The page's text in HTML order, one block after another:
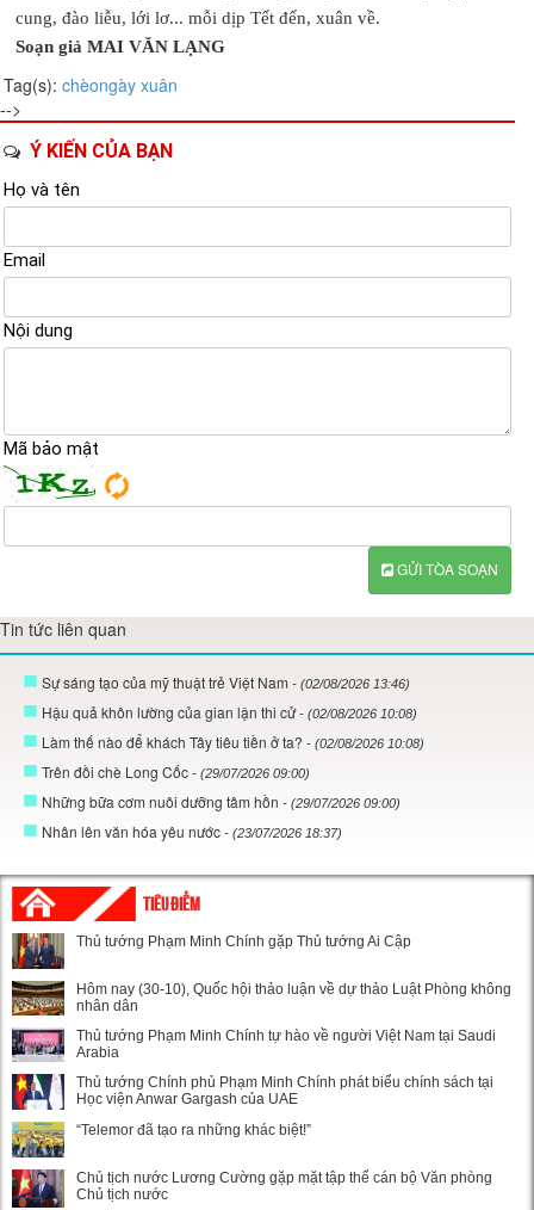
cung, đào liễu, lới lơ... mỗi dịp Tết đến, xuân về.
Soạn giả MAI VĂN LẠNG
Tag(s): chèongày xuân
-->
Ý KIẾN CỦA BẠN
Họ và tên
Email
Nội dung
Mã bảo mật
GỬI TÒA SOẠN
Tin tức liên quan
Sự sáng tạo của mỹ thuật trẻ Việt Nam - (02/08/2026 13:46)
Hậu quả khôn lường của gian lận thi cử- (02/08/2026 10:08)
Làm thế nào để khách Tây tiêu tiền ở ta? - (02/08/2026 10:08)
Trên đồi chè Long Cốc - (29/07/2026 09:00)
Những bữa cơm nuôi dưỡng tâm hồn - (29/07/2026 09:00)
Nhân lên văn hóa yêu nước - (23/07/2026 18:37)
TIÊU ĐIỂM
Thủ tướng Phạm Minh Chính gặp Thủ tướng Ai Cập
Hôm nay (30-10), Quốc hội thảo luận về dự thảo Luật Phòng không
nhân dân
Thủ tướng Phạm Minh Chính tự hào về người Việt Nam tại Saudi
Arabia
Thủ tướng Chính phủ Phạm Minh Chính phát biểu chính sách tại
Học viện Anwar Gargash của UAE
“Telemor đã tạo ra những khác biệt!”
Chủ tịch nước Lương Cường gặp mặt tập thể cán bộ Văn phòng
Chủ tịch nước